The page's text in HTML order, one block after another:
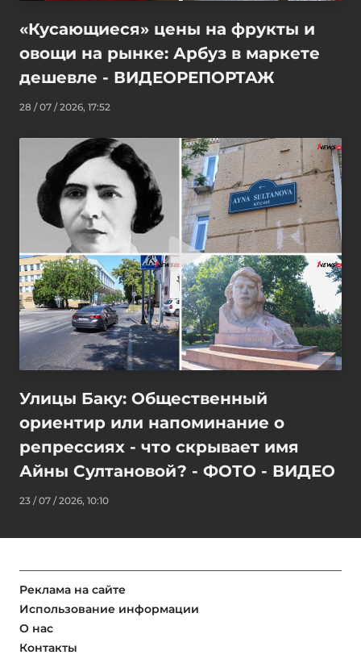
«Кусающиеся» цены на фрукты и
овощи на рынке: Арбуз в маркете
дешевле - ВИДЕОРЕПОРТАЖ
28 / 07 / 2026, 17:52
Улицы Баку: Общественный
ориентир или напоминание о
репрессиях - что скрывает имя
Айны Султановой? - ФОТО - ВИДЕО
23 / 07 / 2026, 10:10
Реклама на сайте
Использование информации
О нас
Контакты